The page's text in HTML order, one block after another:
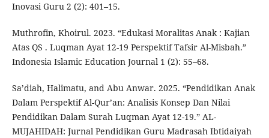
Inovasi Guru 2 (2): 401–15.
Muthrofin, Khoirul. 2023. “Edukasi Moralitas Anak : Kajian
Atas QS . Luqman Ayat 12-19 Perspektif Tafsir Al-Misbah.”
Indonesia Islamic Education Journal 1 (2): 55–68.
Sa’diah, Halimatu, and Abu Anwar. 2025. “Pendidikan Anak
Dalam Perspektif Al-Qur’an: Analisis Konsep Dan Nilai
Pendidikan Dalam Surah Luqman Ayat 12-19.” AL-
MUJAHIDAH: Jurnal Pendidikan Guru Madrasah Ibtidaiyah